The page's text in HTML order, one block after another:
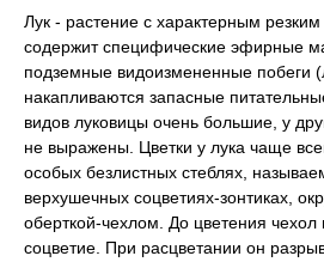
Лук - растение с характерным резким
содержит специфические эфирные
подземные видоизмененные побеги
накапливаются запасные
видов луковицы очень большие, у
не выражены. Цветки у лука чаще
особых безлистных стеблях,
верхушечных соцветиях-зонтиках,
оберткой-чехлом. До цветения чехол
соцветие. При расцветании он